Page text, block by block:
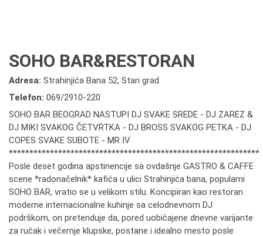
SOHO BAR&RESTORAN
Adresa: Strahinjića Bana 52, Stari grad
Telefon: 069/2910-220
SOHO BAR BEOGRAD NASTUPI DJ SVAKE SREDE - DJ ZAREZ &
DJ MIKI SVAKOG ČETVRTKA - DJ BROSS SVAKOG PETKA - DJ
COPES SVAKE SUBOTE - MR IV
*************************************************************
Posle deset godina apstinencije sa ovdašnje GASTRO & CAFFE
scene *radonačelnik* kafića u ulici Strahinjića bana, popularni
SOHO BAR, vratio se u velikom stilu. Koncipiran kao restoran
moderne internacionalne kuhinje sa celodnevnom DJ
podrškom, on pretenduje da, pored uobičajene dnevne varijante
za ručak i večernje klupske, postane i idealno mesto posle